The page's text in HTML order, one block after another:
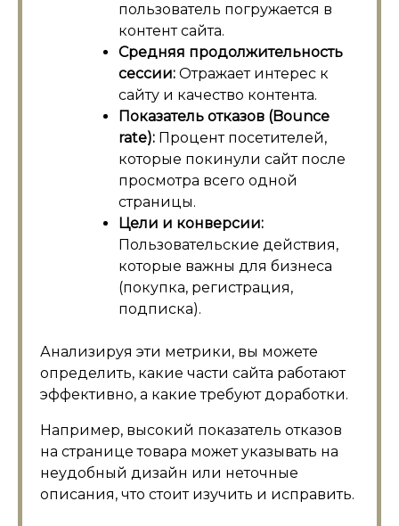
пользователь погружается в
контент сайта.
Средняя продолжительность
сессии: Отражает интерес к
сайту и качество контента.
Показатель отказов (Bounce
rate): Процент посетителей,
которые покинули сайт после
просмотра всего одной
страницы.
Цели и конверсии:
Пользовательские действия,
которые важны для бизнеса
(покупка, регистрация,
подписка).
Анализируя эти метрики, вы можете
определить, какие части сайта работают
эффективно, а какие требуют доработки.
Например, высокий показатель отказов
на странице товара может указывать на
неудобный дизайн или неточные
описания, что стоит изучить и исправить.